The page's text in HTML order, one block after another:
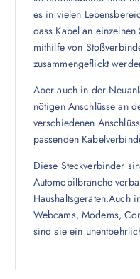
es in vielen
dass Kabel an
mithilfe von
zusammengeflickt
Aber auch in der
nötigen Anschlüsse an
verschiedenen
passenden
Diese Steckverbinder
Automobilbranche
Haushaltsgeräten.Auch
Webcams, Modems,
sind sie ein